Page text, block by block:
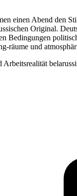
einen Abend den
Original.
Bedingungen
räume und